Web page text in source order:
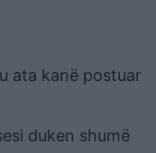
ata kanë postuar
duken shumë